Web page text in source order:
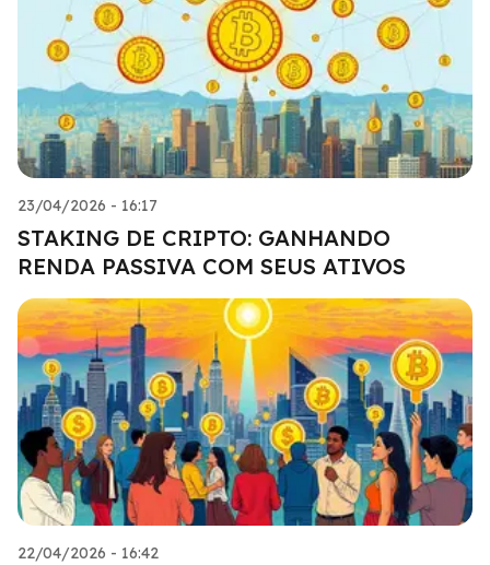
23/04/2026 - 16:17
STAKING DE CRIPTO: GANHANDO
RENDA PASSIVA COM SEUS ATIVOS
22/04/2026 - 16:42